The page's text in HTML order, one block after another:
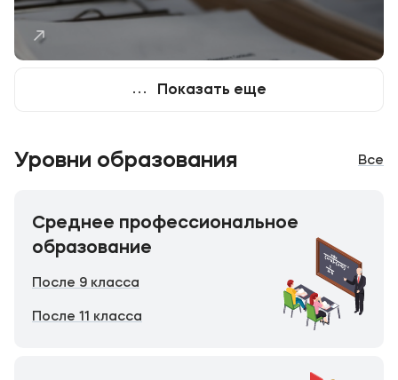
Показать еще
Уровни образования Все
Среднее профессиональное
образование
После 9 класса
После 11 класса